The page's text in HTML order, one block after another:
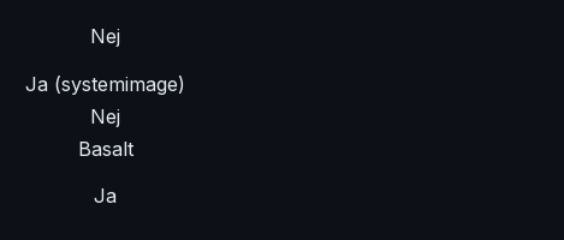
Nej
Ja (systemimage)
Nej
Basalt
Ja